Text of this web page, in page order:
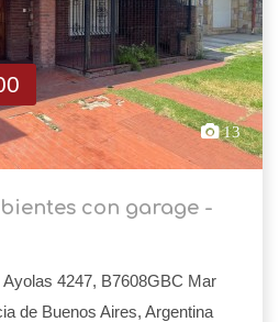
13
con garage -
Ayolas 4247, B7608GBC Mar
de Buenos Aires, Argentina